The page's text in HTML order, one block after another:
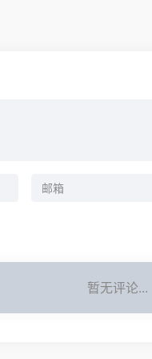
暂无评论...